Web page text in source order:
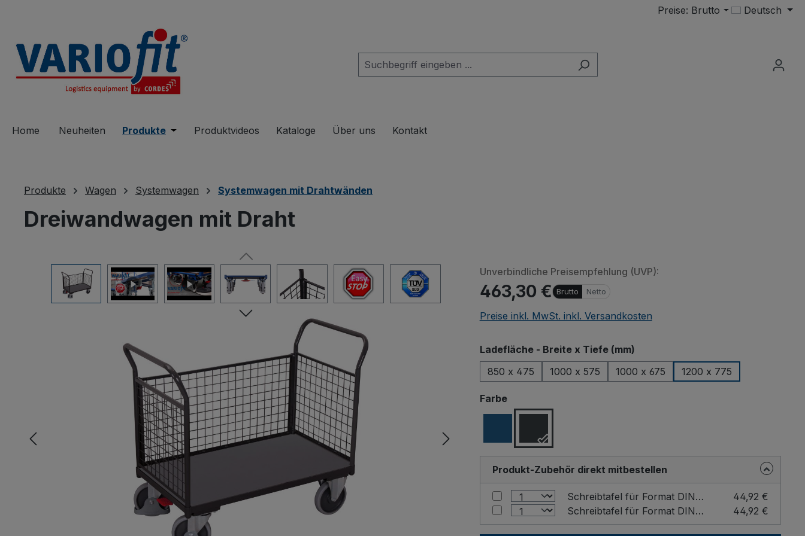
Preise: Brutto Deutsch
Home Neuheiten Produkte Öffne oder Schließe das Dropdown der Kategorie Produkte
Produktvideos Kataloge Über uns Kontakt
Produkte Wagen Systemwagen Systemwagen mit Drahtwänden
Dreiwandwagen mit Draht
Bildergalerie überspringen
an Drittanbieter übermittelt. Klicken Sie auf "Erlauben" um das Laden von
Unverbindliche Preisempfehlung (UVP):
463,30 € Brutto Netto
Preise inkl. MwSt. inkl. Versandkosten
Ladefläche - Breite x Tiefe (mm)auswählen
850 x 475
1000 x 575 1000 x 675 1200 x 775
Farbeauswählen
Produkt-Zubehör direkt mitbestellen
Schreibtafel für Format DIN A4 Farbe: Grau / Format: DIN A4 hoch
44,92 €
Schreibtafel für Format DIN A4 Farbe: Grau / Format: DIN A4 quer
44,92 €